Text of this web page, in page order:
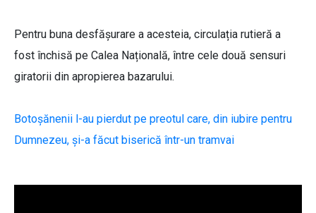
Pentru buna desfășurare a acesteia, circulația rutieră a
fost închisă pe Calea Națională, între cele două sensuri
giratorii din apropierea bazarului.
Botoșănenii l-au pierdut pe preotul care, din iubire pentru
Dumnezeu, și-a făcut biserică într-un tramvai